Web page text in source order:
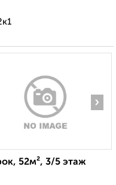
›
52м², 3/5 этаж